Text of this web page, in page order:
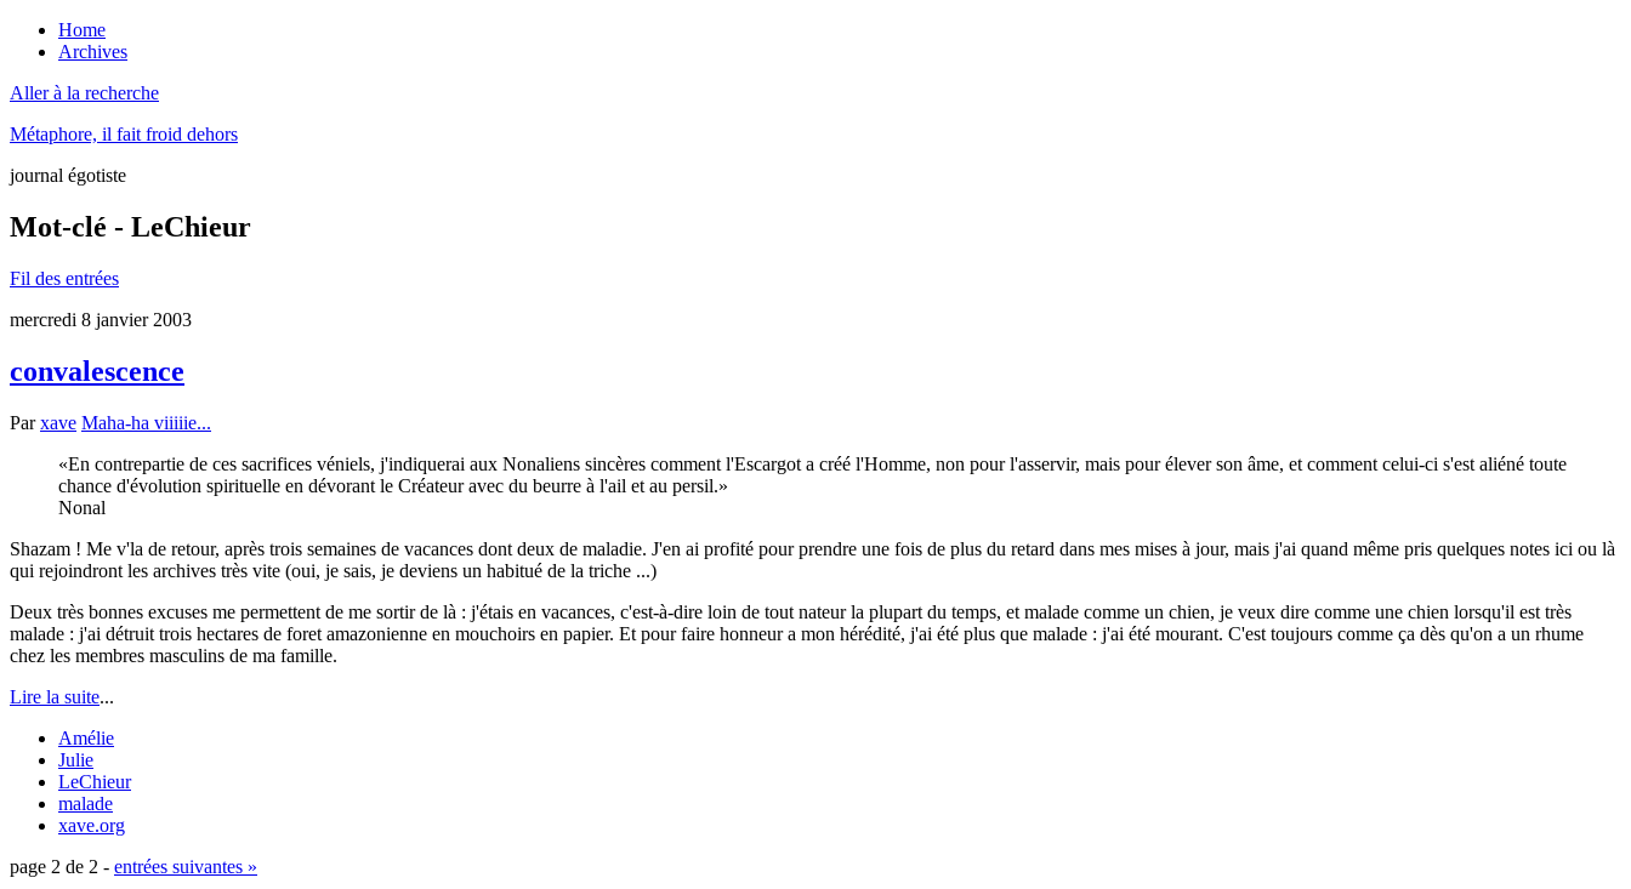
Home
Archives
Aller à la recherche
Métaphore, il fait froid dehors
journal égotiste
Mot-clé - LeChieur
Fil des entrées
mercredi 8 janvier 2003
convalescence
Parxave Maha-ha viiiiie...
En contrepartie de ces sacrifices véniels, j'indiquerai aux Nonaliens sincères comment l'Escargot a créé l'Homme, non pour l'asservir, mais pour élever son âme, et comment celui-ci s'est aliéné toute
chance d'évolution spirituelle en dévorant le Créateur avec du beurre à l'ail et au persil.
Nonal
Shazam ! Me v'la de retour, après trois semaines de vacances dont deux de maladie. J'en ai profité pour prendre une fois de plus du retard dans mes mises à jour, mais j'ai quand même pris quelques notes ici ou là
qui rejoindront les archives très vite (oui, je sais, je deviens un habitué de la triche ...)
Deux très bonnes excuses me permettent de me sortir de là : j'étais en vacances, c'est-à-dire loin de tout nateur la plupart du temps, et malade comme un chien, je veux dire comme une chien lorsqu'il est très
malade : j'ai détruit trois hectares de foret amazonienne en mouchoirs en papier. Et pour faire honneur a mon hérédité, j'ai été plus que malade : j'ai été mourant. C'est toujours comme ça dès qu'on a un rhume
chez les membres masculins de ma famille.
Lire la suite...
Amélie
Julie
LeChieur
malade
xave.org
page 2 de 2 - entrées suivantes »